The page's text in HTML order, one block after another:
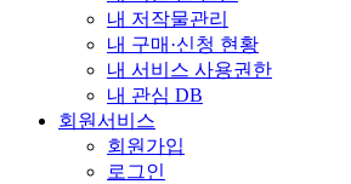
내 저작물관리
내 구매·신청 현황
내 서비스 사용권한
내 관심 DB
회원서비스
회원가입
로그인